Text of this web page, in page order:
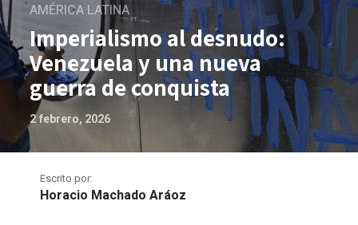
AMÉRICA LATINA
Imperialismo al desnudo:
Venezuela y una nueva
guerra de conquista
2 febrero, 2026
Escrito por:
Horacio Machado Aráoz